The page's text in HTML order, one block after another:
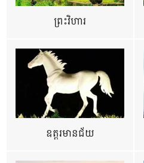
ព្រះវិហារ
ឧត្ដរមានជ័យ